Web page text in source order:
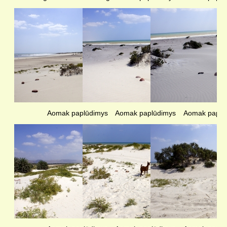
Aomak paplūdimys Aomak paplūdimys Aomak